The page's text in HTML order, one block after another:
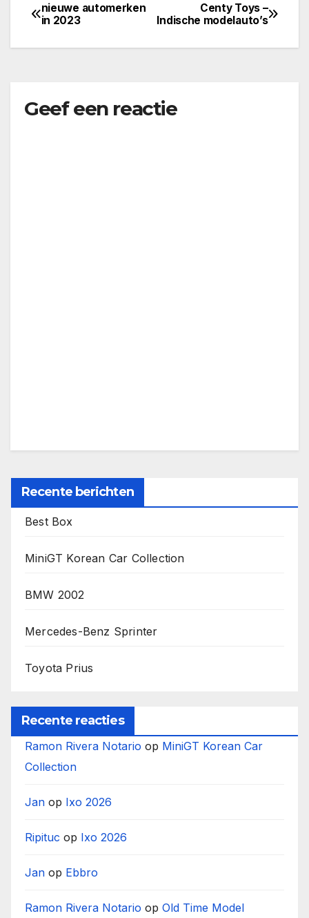
Bericht
navigatie
Centy Toys –
Indische modelauto’s
nieuwe automerken
in 2023
Geef een reactie
Recente berichten
Best Box
MiniGT Korean Car Collection
BMW 2002
Mercedes-Benz Sprinter
Toyota Prius
Recente reacties
Ramon Rivera Notario op MiniGT Korean Car
Collection
Jan op Ixo 2026
Ripituc op Ixo 2026
Jan op Ebbro
Ramon Rivera Notario op Old Time Model